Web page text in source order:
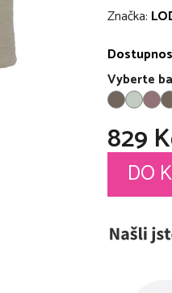
hodnocení
je
0,0
z
hvězdiček.
Značka:
Vyberte
829
Měrná cena:
DO